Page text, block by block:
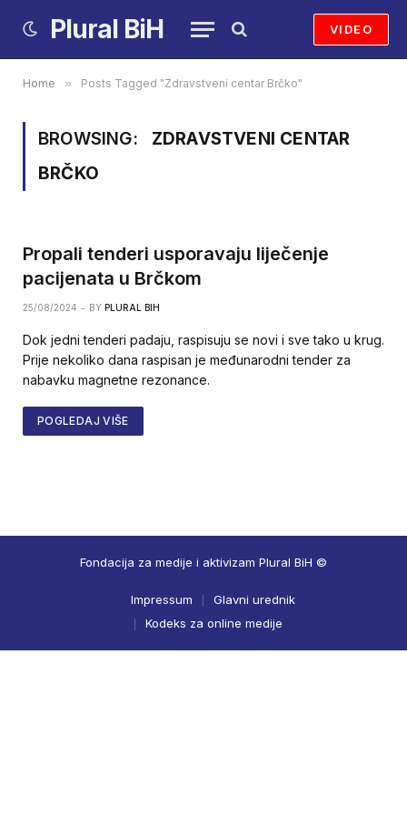
Plural BiH VIDEO
Home » Posts Tagged "Zdravstveni centar Brčko"
BROWSING:
ZDRAVSTVENI CENTAR
BRČKO
Propali tenderi usporavaju liječenje
pacijenata u Brčkom
25/08/2024 BY PLURAL BIH
Dok jedni tenderi padaju, raspisuju se novi i sve tako u krug.
Prije nekoliko dana raspisan je međunarodni tender za
nabavku magnetne rezonance.
POGLEDAJ VIŠE
Fondacija za medije i aktivizam Plural BiH ©
Impressum
Glavni urednik
Kodeks za online medije